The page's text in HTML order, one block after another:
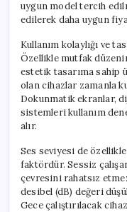
uygun model tercih
edilerek daha uygun
Kullanım kolaylığı ve
Özellikle mutfak
estetik tasarıma sahip
olan cihazlar zamanla
Dokunmatik ekranlar,
sistemleri kullanım
alır.
Ses seviyesi de
faktördür. Sessiz
çevresini rahatsız
desibel (dB) değeri
Gece çalıştırılacak